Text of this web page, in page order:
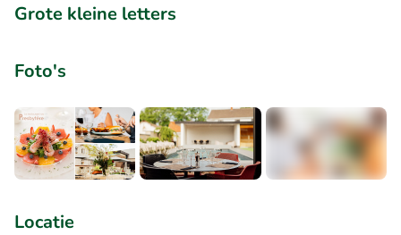
Grote kleine letters
Foto's
Locatie